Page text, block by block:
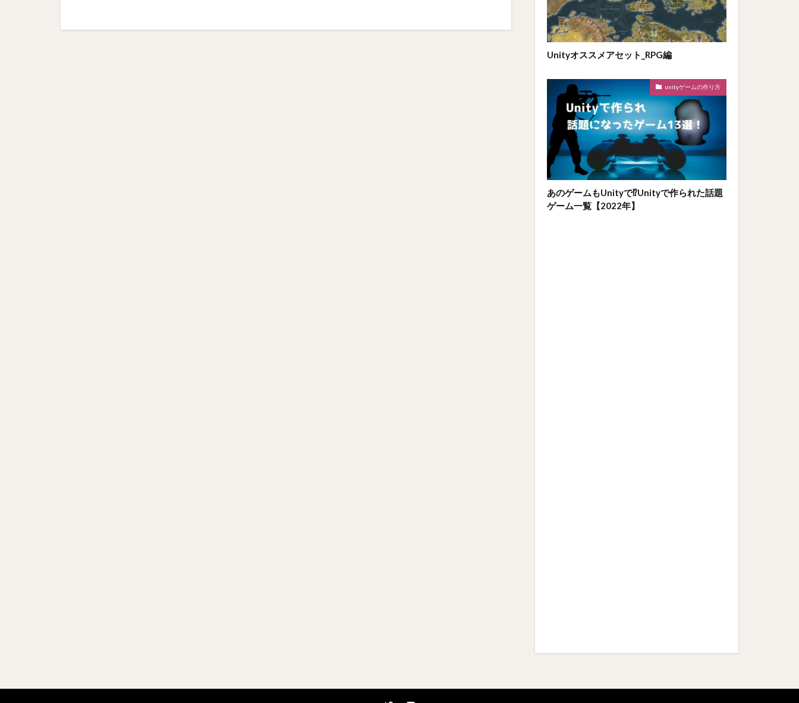
Unityオススメアセット_RPG編
unityゲームの作り方
あのゲームもUnityで⁉Unityで作られた話題
ゲーム一覧【2022年】